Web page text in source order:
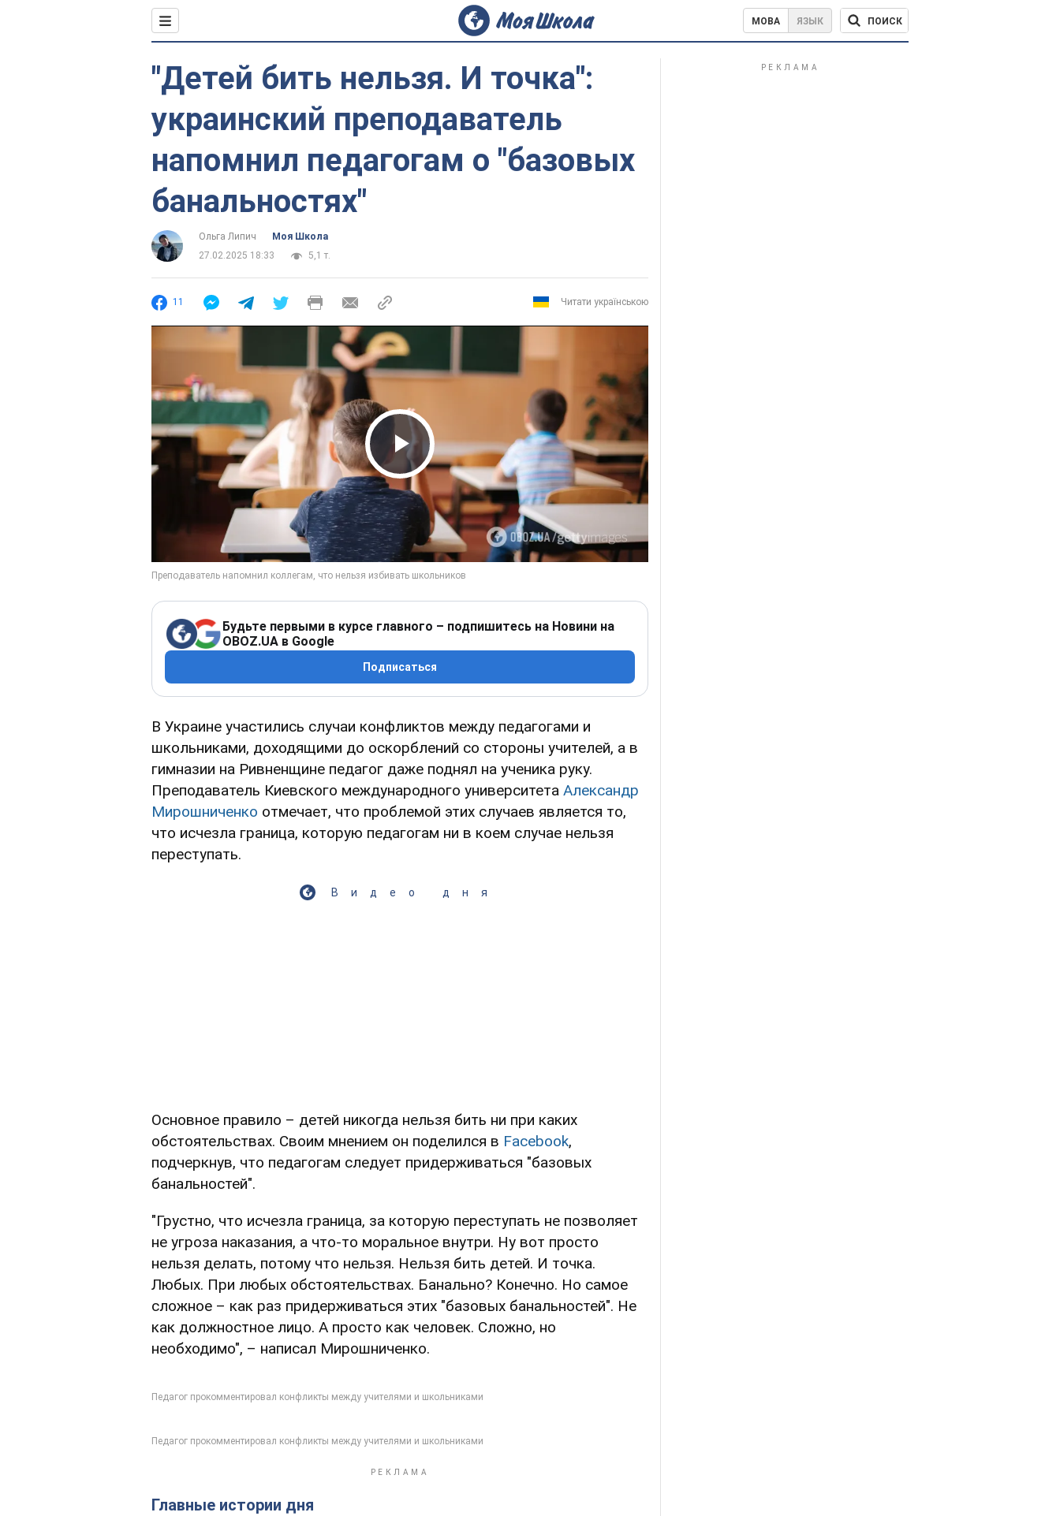
МОВА ЯЗЫК ПОИСК
"Детей бить нельзя. И точка":
украинский преподаватель
напомнил педагогам о "базовых
банальностях"
Ольга Липич
Моя Школа
27.02.2025 18:33
5,1 т.
11 Читати українською
Play Video
Будьте первыми в курсе главного – подпишитесь на Новини на
OBOZ.UA в Google
Подписаться
В Украине участились случаи конфликтов между педагогами и
школьниками, доходящими до оскорблений со стороны учителей, а в
гимназии на Ривненщине педагог даже поднял на ученика руку.
Преподаватель Киевского международного университета Александр
Мирошниченко отмечает, что проблемой этих случаев является то,
что исчезла граница, которую педагогам ни в коем случае нельзя
переступать.
Видео дня
Основное правило – детей никогда нельзя бить ни при каких
обстоятельствах. Своим мнением он поделился в Facebook,
подчеркнув, что педагогам следует придерживаться "базовых
банальностей".
"Грустно, что исчезла граница, за которую переступать не позволяет
не угроза наказания, а что-то моральное внутри. Ну вот просто
нельзя делать, потому что нельзя. Нельзя бить детей. И точка.
Любых. При любых обстоятельствах. Банально? Конечно. Но самое
сложное – как раз придерживаться этих "базовых банальностей". Не
как должностное лицо. А просто как человек. Сложно, но
необходимо", – написал Мирошниченко.
Главные истории дня